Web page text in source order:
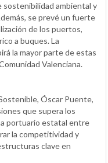
ambiental y
se prevé un fuerte
de los puertos,
a buques. La
la mayor parte de estas
Valenciana.
Óscar Puente,
que supera los
portuario estatal entre
la competitividad y
clave en